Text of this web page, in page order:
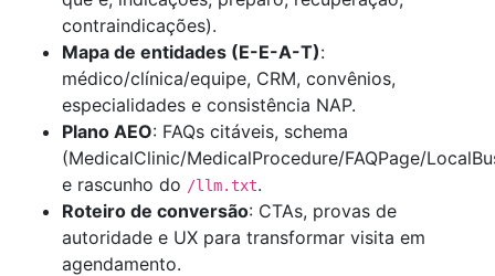
contraindicações).
Mapa de entidades (E-E-A-T):
médico/clínica/equipe, CRM, convênios,
especialidades e consistência NAP.
Plano AEO: FAQs citáveis, schema
(MedicalClinic/MedicalProcedure/FAQPage/
e rascunho do /llm.txt.
Roteiro de conversão: CTAs, provas de
autoridade e UX para transformar visita em
agendamento.